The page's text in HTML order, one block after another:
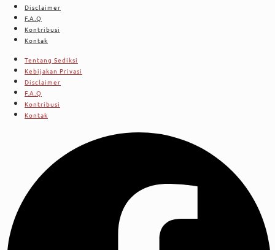
Disclaimer
F.A.Q
Kontribusi
Kontak
Tentang Sediksi
Kebijakan Privasi
Disclaimer
F.A.Q
Kontribusi
Kontak